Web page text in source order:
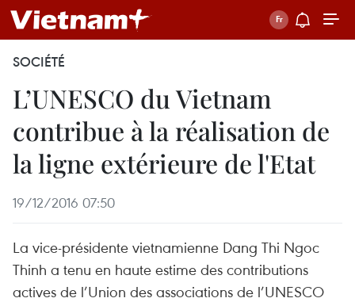
SOCIÉTÉ
L’UNESCO du Vietnam
contribue à la réalisation de
la ligne extérieure de l'Etat
19/12/2016 07:50
La vice-présidente vietnamienne Dang Thi Ngoc
Thinh a tenu en haute estime des contributions
actives de l’Union des associations de l’UNESCO